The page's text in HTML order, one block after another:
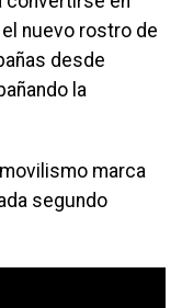
nuevo rostro de
desde
la
marca
segundo